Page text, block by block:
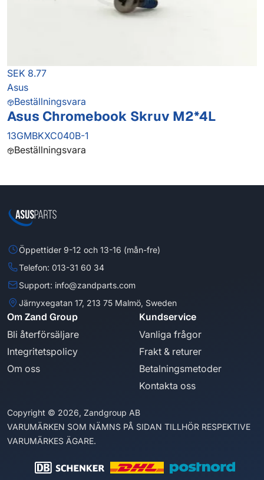
SEK 8.77
Asus
Beställningsvara
Asus Chromebook Skruv M2*4L
13GMBKXC040B-1
Beställningsvara
Öppettider 9-12 och 13-16 (mån-fre)
Telefon: 013-31 60 34
Support: info@zandparts.com
Järnyxegatan 17, 213 75 Malmö, Sweden
Om Zand Group
Bli återförsäljare
Integritetspolicy
Om oss
Kundservice
Vanliga frågor
Frakt & returer
Betalningsmetoder
Kontakta oss
Copyright © 2026, Zandgroup AB
VARUMÄRKEN SOM NÄMNS PÅ SIDAN TILLHÖR RESPEKTIVE
VARUMÄRKES ÄGARE.